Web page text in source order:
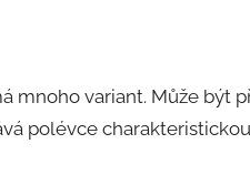
mnoho variant. Může být
polévce